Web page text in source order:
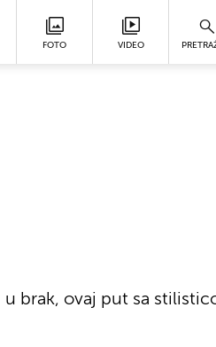
FOTO VIDEO
brak, ovaj put sa